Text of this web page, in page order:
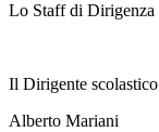
Lo Staff di Dirigenza
Il Dirigente scolastico
Alberto Mariani